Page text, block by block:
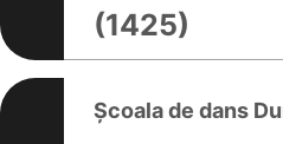
(1425)
Şcoala de dans